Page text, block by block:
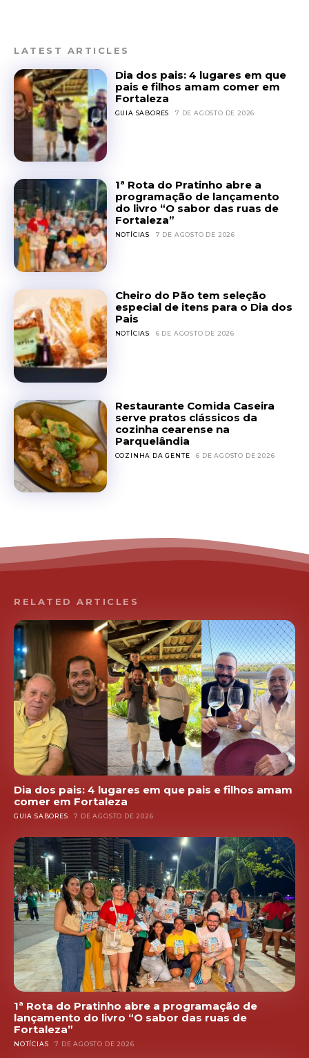
LATEST ARTICLES
Dia dos pais: 4 lugares em que
pais e filhos amam comer em
Fortaleza
GUIA SABORES 7 DE AGOSTO DE 2026
1ª Rota do Pratinho abre a
programação de lançamento
do livro “O sabor das ruas de
Fortaleza”
NOTÍCIAS 7 DE AGOSTO DE 2026
Cheiro do Pão tem seleção
especial de itens para o Dia dos
Pais
NOTÍCIAS 6 DE AGOSTO DE 2026
Restaurante Comida Caseira
serve pratos clássicos da
cozinha cearense na
Parquelândia
COZINHA DA GENTE 6 DE AGOSTO DE 2026
RELATED ARTICLES
Dia dos pais: 4 lugares em que pais e filhos amam
comer em Fortaleza
GUIA SABORES 7 DE AGOSTO DE 2026
1ª Rota do Pratinho abre a programação de
lançamento do livro “O sabor das ruas de
Fortaleza”
NOTÍCIAS 7 DE AGOSTO DE 2026